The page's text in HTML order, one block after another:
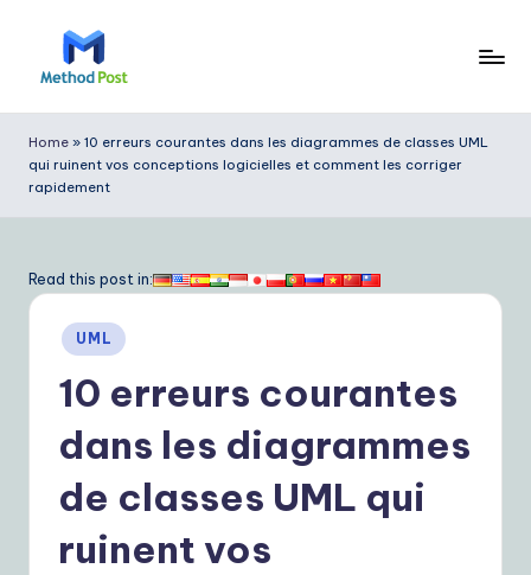
e
t
d
Home » 10 erreurs courantes dans les diagrammes de classes UML
qui ruinent vos conceptions logicielles et comment les corriger
rapidement
Read this post in:
Posted
in
UML
10 erreurs courantes
dans les diagrammes
de classes UML qui
ruinent vos